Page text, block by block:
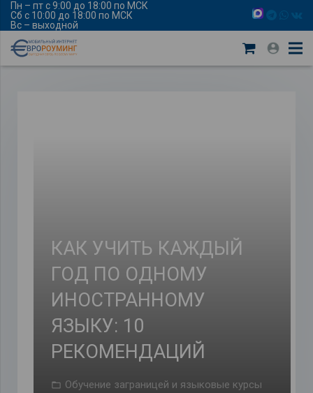
Пн – пт с 9:00 до 18:00 по МСК
Сб с 10:00 до 18:00 по МСК
Вс – выходной
КАК УЧИТЬ КАЖДЫЙ
ГОД ПО ОДНОМУ
ИНОСТРАННОМУ
ЯЗЫКУ: 10
РЕКОМЕНДАЦИЙ
Обучение заграницей и языковые курсы